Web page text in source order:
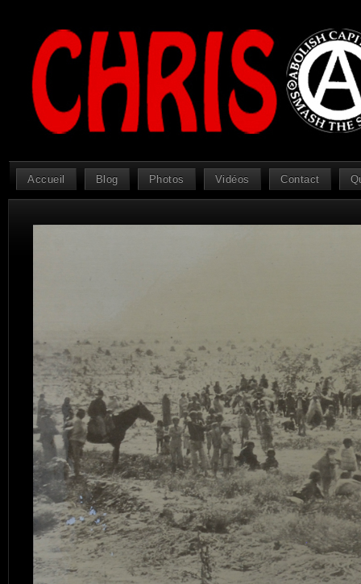
Accueil Blog Photos Vidéos Contact